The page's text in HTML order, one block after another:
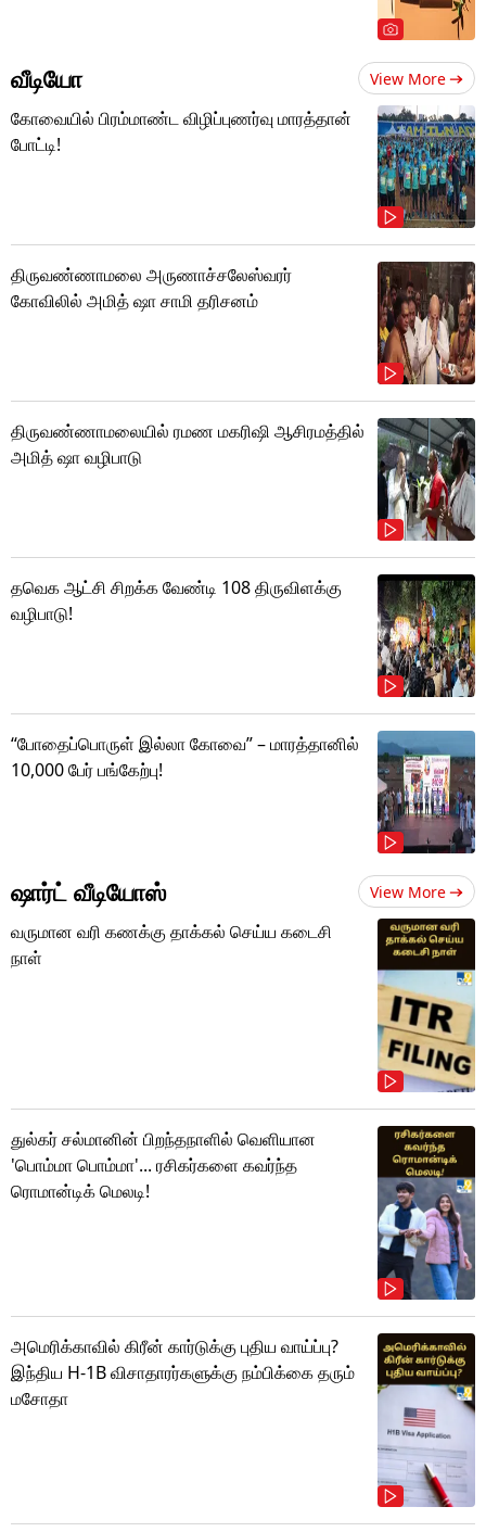
வீடியோ View More
கோவையில் பிரம்மாண்ட விழிப்புணர்வு மாரத்தான்
போட்டி!
திருவண்ணாமலை அருணாச்சலேஸ்வரர்
கோவிலில் அமித் ஷா சாமி தரிசனம்
திருவண்ணாமலையில் ரமண மகரிஷி ஆசிரமத்தில்
அமித் ஷா வழிபாடு
தவெக ஆட்சி சிறக்க வேண்டி 108 திருவிளக்கு
வழிபாடு!
“போதைப்பொருள் இல்லா கோவை” – மாரத்தானில்
10,000 பேர் பங்கேற்பு!
ஷார்ட் வீடியோஸ் View More
வருமான வரி கணக்கு தாக்கல் செய்ய கடைசி
நாள்
துல்கர் சல்மானின் பிறந்தநாளில் வெளியான
'பொம்மா பொம்மா'... ரசிகர்களை கவர்ந்த
ரொமான்டிக் மெலடி!
அமெரிக்காவில் கிரீன் கார்டுக்கு புதிய வாய்ப்பு?
இந்திய H-1B விசாதாரர்களுக்கு நம்பிக்கை தரும்
மசோதா